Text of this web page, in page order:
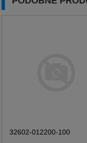
32602-012200-100